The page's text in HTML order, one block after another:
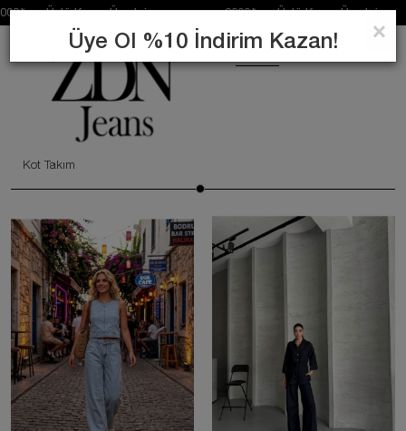
Kargo Ücretsiz 2000₺ ve Üstü Kargo Ücretsiz
Kot Takım
×
Üye Ol %10 İndirim Kazan!